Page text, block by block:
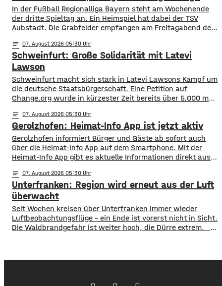
In der Fußball Regionalliga Bayern steht am Wochenende
der dritte Spieltag an. Ein Heimspiel hat dabei der TSV
Aubstadt. Die Grabfelder empfangen am Freitagabend den
Siegen aus zwei Spielen aktuell an der Tabellenspitze
stehen, hat Aubstadt erst ein Ligaspiel absolviert, dieses
aber gegen Schweinfurt gewonnen. Anpfiff ist
notes 07. August 2026 05:30
Schweinfurt: Große Solidarität mit Latevi
Lawson
Schweinfurt macht sich stark in Latevi Lawsons Kampf um
die deutsche Staatsbürgerschaft. Eine Petition auf
Change.org wurde in kürzester Zeit bereits über 5.000 mal
seit vielen Jahren in Schweinfurt. Seit über acht Jahren
betreibt er ein Restaurant, bietet Kochkurse an und
organisiert Caterings. Dennoch droht ihm gemeinsam
notes 07. August 2026 05:30
Gerolzhofen: Heimat-Info App ist jetzt aktiv
Gerolzhofen informiert Bürger und Gäste ab sofort auch
über die Heimat-Info App auf dem Smartphone. Mit der
Heimat-Info App gibt es aktuelle Informationen direkt aus
und Kultur und einen Veranstaltungskalender. Sie
informiert auch über Vereine, Straßensperrungen oder
aktuell zum Beispiel den Marktplatzumbau. Auf der
Plattform Heimat-Info sind
notes 07. August 2026 05:30
Unterfranken: Region wird erneut aus der Luft
überwacht
​​Seit Wochen kreisen über Unterfranken immer wieder
Luftbeobachtungsflüge – ein Ende ist vorerst nicht in Sicht.
Die Waldbrandgefahr ist weiter hoch, die Dürre extrem. ​